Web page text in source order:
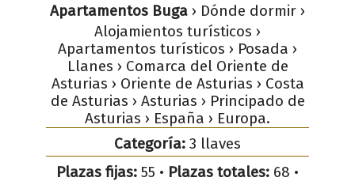
Apartamentos Buga › Dónde dormir ›
Alojamientos turísticos ›
Apartamentos turísticos › Posada ›
Llanes › Comarca del Oriente de
Asturias › Oriente de Asturias › Costa
de Asturias › Asturias › Principado de
Asturias › España › Europa.
Categoría: 3 llaves
Plazas fijas: 55 • Plazas totales: 68 •